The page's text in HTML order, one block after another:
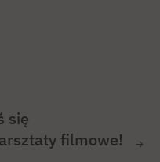
się
filmowe!